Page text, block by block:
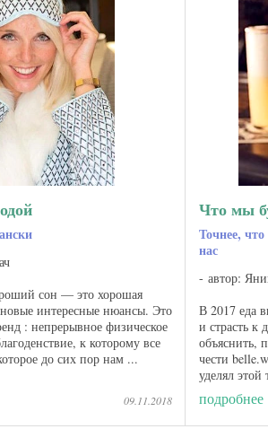
сон — это хорошая
интересные нюансы. Это
: непрерывное физическое
к которому все
до сих пор нам ...
09.11.2018
Что мы
Точнее,
нас
автор:
В 2017 еда
и страсть к
объяснить,
чести
уделял
еще больше
подробнее